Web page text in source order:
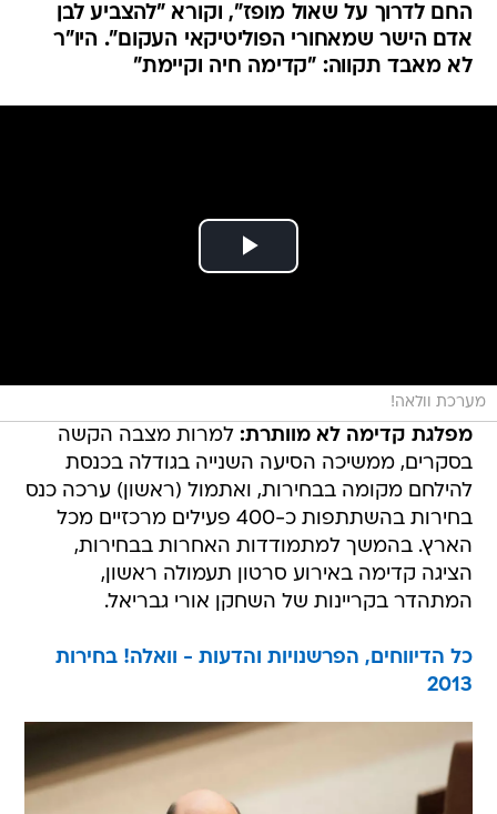
לא מאבד תקווה: "קדימה חיה וקיימת"
מפלגת קדימה לא מוותרת:למרות מצבה הקשה
בסקרים, ממשיכה הסיעה השנייה בגודלה בכנסת
להילחם מקומה בבחירות, ואתמול (ראשון) ערכה כנס
בחירות בהשתתפות כ-400 פעילים מרכזיים מכל
הארץ. בהמשך למתמודדות האחרות בבחירות,
הציגה קדימה באירוע סרטון תעמולה ראשון,
המתהדר בקריינות של השחקן אורי גבריאל.
כל הדיווחים, הפרשנויות והדעות - וואלה! בחירות